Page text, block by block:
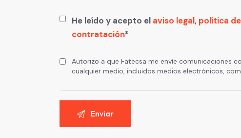
He leído y acepto el aviso legal, política
contratación*
Autorizo a que Fatecsa me envíe comunicaciones
cualquier medio, incluidos medios electrónicos,